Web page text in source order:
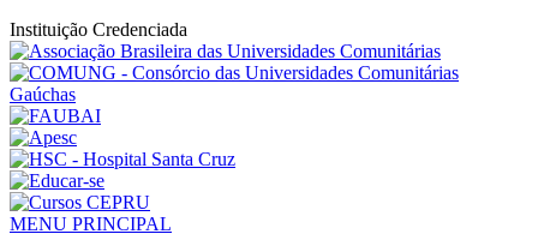
Instituição Credenciada
MENU PRINCIPAL